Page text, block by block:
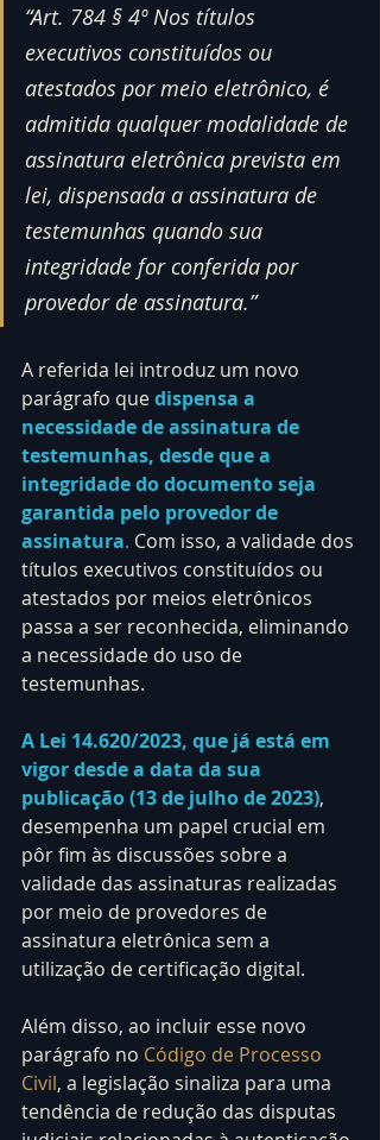
“Art. 784 § 4º Nos títulos
executivos constituídos ou
atestados por meio eletrônico, é
admitida qualquer modalidade de
assinatura eletrônica prevista em
lei, dispensada a assinatura de
testemunhas quando sua
integridade for conferida por
provedor de assinatura.”
A referida lei introduz um novo
parágrafo que dispensa a
necessidade de assinatura de
testemunhas, desde que a
integridade do documento seja
garantida pelo provedor de
assinatura. Com isso, a validade dos
títulos executivos constituídos ou
atestados por meios eletrônicos
passa a ser reconhecida, eliminando
a necessidade do uso de
testemunhas.
A Lei 14.620/2023, que já está em
vigor desde a data da sua
publicação (13 de julho de 2023),
desempenha um papel crucial em
pôr fim às discussões sobre a
validade das assinaturas realizadas
por meio de provedores de
assinatura eletrônica sem a
utilização de certificação digital.
Além disso, ao incluir esse novo
parágrafo no Código de Processo
Civil, a legislação sinaliza para uma
tendência de redução das disputas